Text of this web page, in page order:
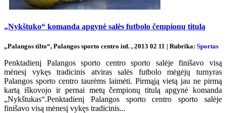
„Nykštuko“ komanda apgynė salės futbolo čempionų titulą
„Palangos tilto“, Palangos sporto centro inf. , 2013 02 11 | Rubrika: Sportas
Penktadienį Palangos sporto centro sporto salėje finišavo visą
mėnesį vykęs tradicinis atviras salės futbolo mėgėjų turnyras
Palangos sporto centro taurėms laimėti. Pirmąją vietą jau ne pirmą
kartą iškovojo ir pernai metų čempionų titulą apgynė komanda
„Nykštukas“.Penktadienį Palangos sporto centro sporto salėje
finišavo visą mėnesį vykęs tradicinis...